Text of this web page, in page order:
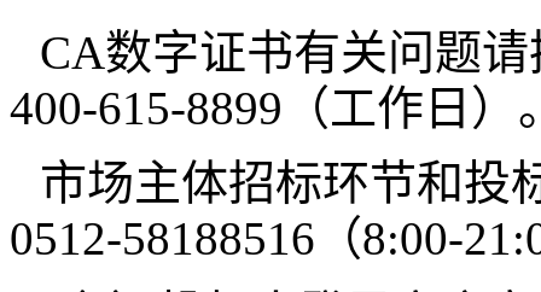
CA数字证书有关问题
400-615-8899（工作日）
市场主体招标环节和投
0512-58188516（8:00-